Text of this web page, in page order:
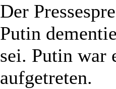
Der
Putin
sei. Putin war
aufgetreten.